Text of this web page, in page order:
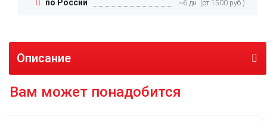
по России ~6 дн. (от 1500 руб.)
Описание
Вам может понадобится